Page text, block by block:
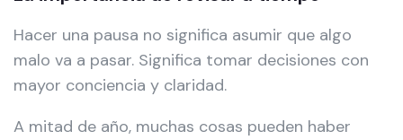
Hacer una pausa no significa asumir que algo
malo va a pasar. Significa tomar decisiones con
mayor conciencia y claridad.
A mitad de año, muchas cosas pueden haber